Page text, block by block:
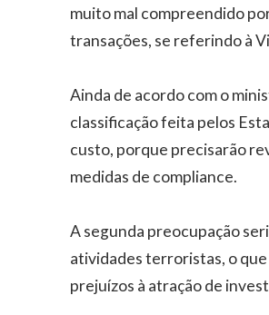
muito mal compreendido
transações, se referindo à
Ainda de acordo com o
classificação feita pelos
custo, porque precisarão
medidas de compliance.
A segunda preocupação
atividades terroristas, o
prejuízos à atração de